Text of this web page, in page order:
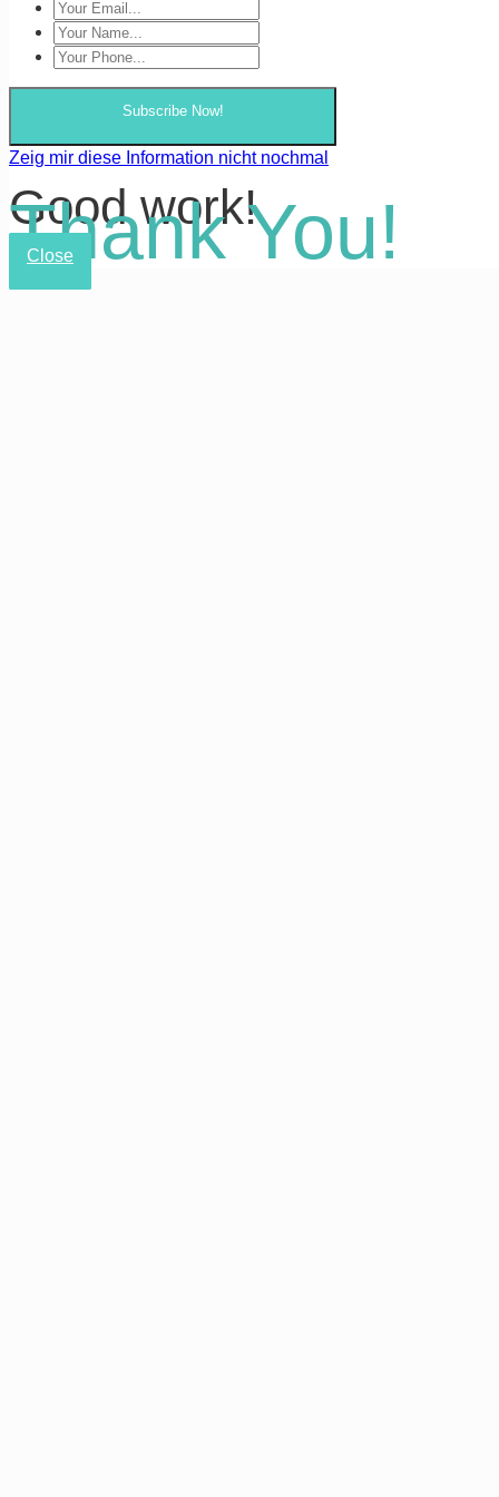
Subscribe Now!
Zeig mir diese Information nicht nochmal
Good work!
Thank You!
Close